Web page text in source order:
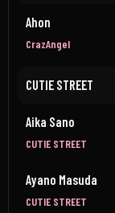
Ahon
CrazAngel
CUTIE STREET
Aika Sano
CUTIE STREET
Ayano Masuda
CUTIE STREET